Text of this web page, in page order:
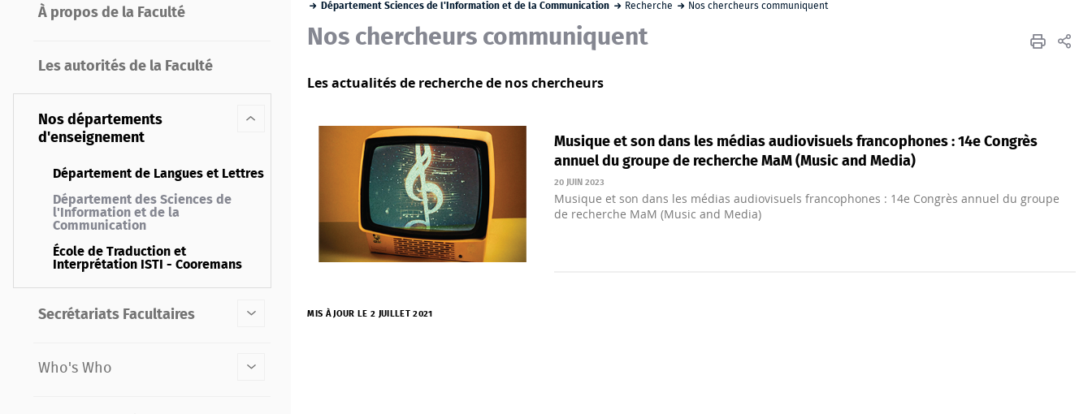
À propos de la Faculté
Les autorités de la Faculté
Nos départements
d'enseignement
Département de Langues et Lettres
Département des Sciences de
l'Information et de la
Communication
École de Traduction et
Interprétation ISTI - Cooremans
Secrétariats Facultaires
Who's Who
Département Sciences de l'Information et de la Communication
Recherche Nos chercheurs communiquent
Nos chercheurs communiquent
Les actualités de recherche de nos chercheurs
Musique et son dans les médias audiovisuels francophones : 14e Congrès
annuel du groupe de recherche MaM (Music and Media)
20 JUIN 2023
Musique et son dans les médias audiovisuels francophones : 14e Congrès annuel du groupe
de recherche MaM (Music and Media)
MIS À JOUR LE 2 JUILLET 2021